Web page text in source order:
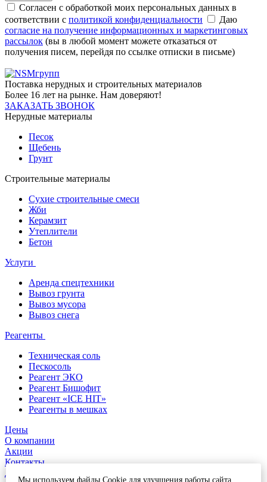
Согласен с обработкой моих персональных данных в
соответствии с политикой конфиденциальности
Даю
согласие на получение информационных и маркетинговых
рассылок (вы в любой момент можете отказаться от
получения писем, перейдя по ссылке отписки в письме)
Поставка нерудных и строительных материалов
Более 16 лет на рынке. Нам доверяют!
ЗАКАЗАТЬ ЗВОНОК
Нерудные материалы
Песок
Щебень
Грунт
Строительные материалы
Сухие строительные смеси
Жби
Керамзит
Утеплители
Бетон
Услуги
Аренда спецтехники
Вывоз грунта
Вывоз мусора
Вывоз снега
Реагенты
Техническая соль
Пескосоль
Реагент ЭКО
Реагент Бишофит
Реагент «ICE HIT»
Реагенты в мешках
Цены
О компании
Акции
Контакты
Доставка и оплата
Мы используем файлы Cookie для улучшения работы сайта.